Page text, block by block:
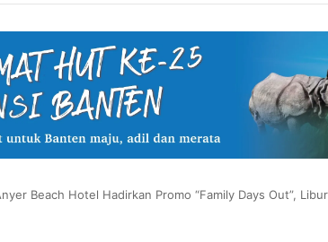
Beach Hotel Hadirkan Promo “Family Days Out”,